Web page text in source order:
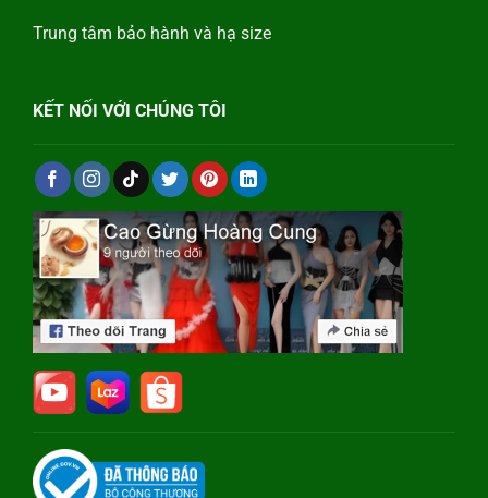
Trung tâm bảo hành và hạ size
KẾT NỐI VỚI CHÚNG TÔI